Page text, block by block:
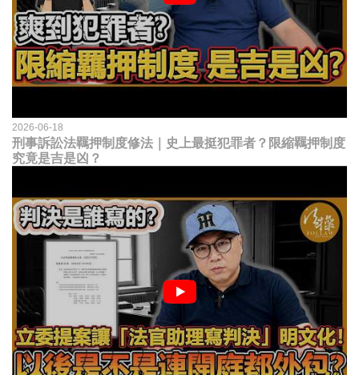
2026-06-18
刑事訴訟法羈押制度修法｜史上最挺犯罪者？限縮羈押制度
究竟是吉是凶？